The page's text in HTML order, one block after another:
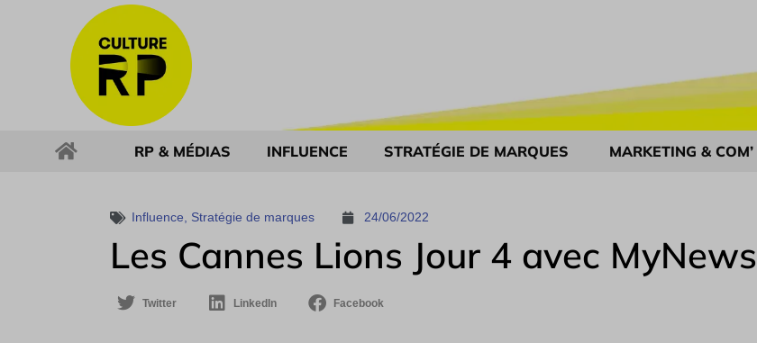
RP & MÉDIAS INFLUENCE STRATÉGIE DE MARQUES MARKETING & COM’
Influence Stratégie de marques 24/06/2022
Les Cannes Lions Jour 4 avec MyNews
Twitter LinkedIn Facebook